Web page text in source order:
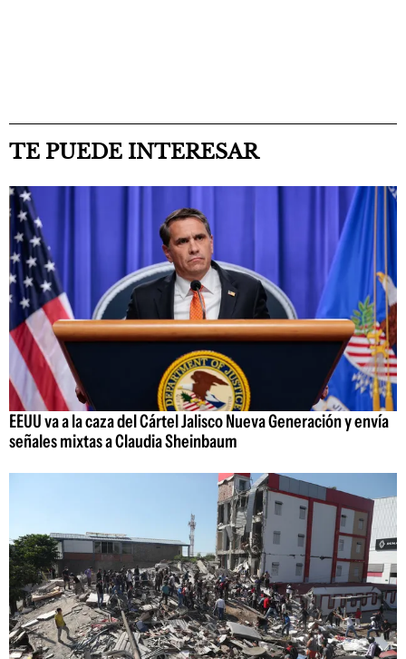
TE PUEDE INTERESAR
EEUU va a la caza del Cártel Jalisco Nueva Generación y envía
señales mixtas a Claudia Sheinbaum